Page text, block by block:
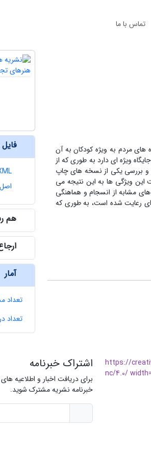
تماس با ما
مردم به ویژه کودکان به آن
ویژه ای دارد به طوری که از
و بررسی یکی از نسخه های چاپ
ویژگی ها به این نتیجه می
مشابه از انسجام و هماهنگی
رعایت شده است، به طوری که
XML
هم
آمار
تعداد
تعداد
https://
nc/4.0/
اشتراک خبرنامه
برای دریافت اخبار و اطلاعیه
خبرنامه نشریه مشترک شوید.